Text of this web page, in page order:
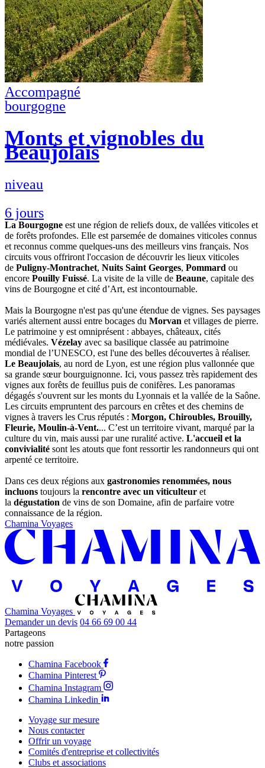
Accompagné
bourgogne
Monts et vignobles du
Beaujolais
niveau
6 jours
La Bourgogne est une région de reliefs doux, de vallées viticoles et
de forêts profondes. Elle est parsemée de domaines viticoles connus
et reconnus comme quelques-uns des meilleurs vins français. Nos
circuits vous offriront l'occasion de découvrir les lieux viticoles
de Puligny-Montrachet, Nuits Saint Georges, Pommard ou
encore Pouilly Fuissé. La visite de la ville de Beaune, capitale des
vins de Bourgogne et cité d’Art, est incontournable.
Mais la Bourgogne n'est pas qu'une étendue de vignes. Ses paysages
variés alternent aussi entre bocages du Morvan et villages de pierre.
Le patrimoine y est omniprésent : abbayes, châteaux, cités
médiévales. Vézelay avec sa basilique classée au patrimoine
mondial de l’UNESCO, est l'une des belles découvertes à réaliser.
Le Beaujolais, au nord de Lyon, est une région plus vallonnée que
sa grande sœur bourguignonne. Ici, vous passez très rapidement des
vignes aux forêts de feuillus puis de conifères. Les panoramas
dégagés s'ouvrent sur les monts du Lyonnais et la vallée de la Saône.
Les circuits empruntent des parcours en crêtes et des chemins de
vignes à travers les Crus réputés : Morgon, Chiroubles, Brouilly,
Fleurie, Moulin-à-Vent.... C’est un territoire vivant, marqué par la
culture du vin, mais aussi par une ruralité active. L'accueil et la
convivialité sont les atouts que font ressortir les randonneurs qui ont
arpenté ce territoire.
Dans ces deux régions aux gastronomies renommées, nous
incluons toujours la rencontre avec un viticulteur et
la dégustation de vins de son Domaine, afin de parfaire votre
connaissance de la région.
Chamina Voyages
Chamina Voyages
Demander un devis 04 66 69 00 44
Partageons
notre passion
Chamina Facebook
Chamina Pinterest
Chamina Instagram
Chamina Linkedin
Voyage sur mesure
Nous contacter
Offrir un voyage
Comités d'entreprise et collectivités
Clubs et associations